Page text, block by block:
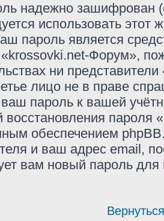
надежно зашифрован
использовать этот
пароль является
Форум»,
ни
лицо не в праве
ваш пароль к вашей
восстановления пароля
обеспечением
и ваш адрес email,
вам новый пароль